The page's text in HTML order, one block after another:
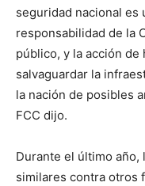
seguridad nacional es
responsabilidad de la
público, y la acción de
salvaguardar la
la nación de posibles
FCC dijo.
Durante el último año,
similares contra otros